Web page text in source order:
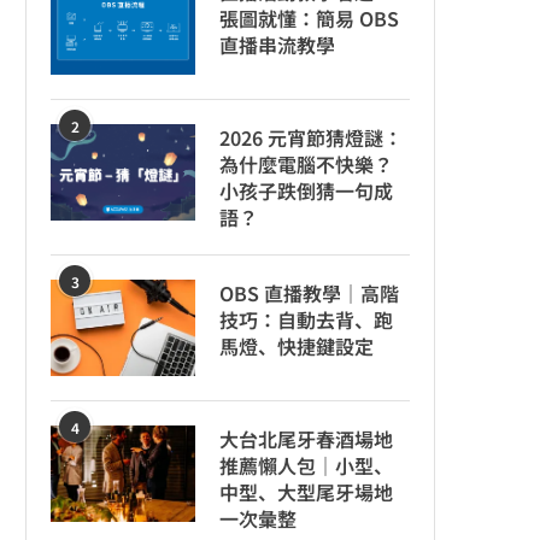
張圖就懂：簡易 OBS
直播串流教學
2
2026 元宵節猜燈謎：
為什麼電腦不快樂？
小孩子跌倒猜一句成
語？
3
OBS 直播教學｜高階
技巧：自動去背、跑
馬燈、快捷鍵設定
4
大台北尾牙春酒場地
推薦懶人包｜小型、
中型、大型尾牙場地
一次彙整